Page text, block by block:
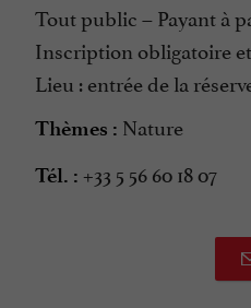
Tout public – Payant à
Inscription obligatoire et
Lieu : entrée de la
Thèmes : Nature
Tél. : +33 5 56 60 18 07